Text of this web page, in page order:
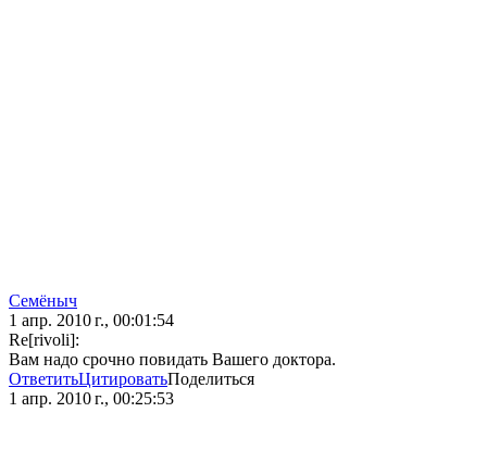
Семёныч
1 апр. 2010 г., 00:01:54
Re[rivoli]:
Вам надо срочно повидать Вашего доктора.
ОтветитьЦитироватьПоделиться
1 апр. 2010 г., 00:25:53